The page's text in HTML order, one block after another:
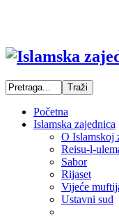
Početna
Islamska zajednica
O Islamskoj
Reisu-l-
Sabor
Rijaset
Vijeće
Ustavni sud